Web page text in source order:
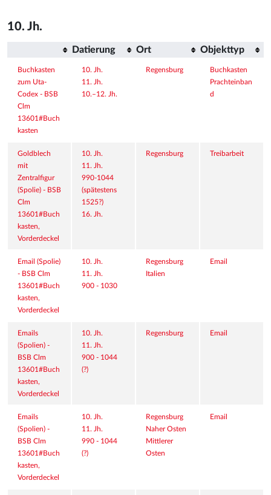
10. Jh.
Datierung Ort Objekttyp
Buchkasten
zum Uta-
Codex - BSB
Clm
13601#Buch
kasten
10. Jh.
11. Jh.
10.–12. Jh.
Regensburg
Buchkasten
Prachteinban
d
Goldblech
mit
Zentralfigur
(Spolie) - BSB
Clm
13601#Buch
kasten,
Vorderdeckel
10. Jh.
11. Jh.
990-1044
(spätestens
1525?)
16. Jh.
Regensburg Treibarbeit
Email (Spolie)
- BSB Clm
13601#Buch
kasten,
Vorderdeckel
10. Jh.
11. Jh.
900 - 1030
Regensburg
Italien
Email
Emails
(Spolien) -
BSB Clm
13601#Buch
kasten,
Vorderdeckel
10. Jh.
11. Jh.
900 - 1044
(?)
Regensburg Email
Emails
(Spolien) -
BSB Clm
13601#Buch
kasten,
Vorderdeckel
10. Jh.
11. Jh.
990 - 1044
(?)
Regensburg
Naher Osten
Mittlerer
Osten
Email